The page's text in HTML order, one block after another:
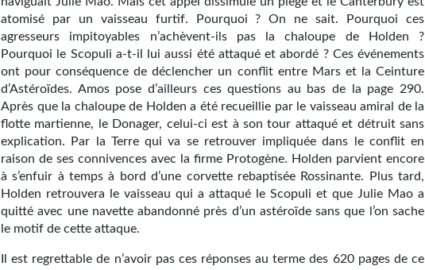
atomisé par un vaisseau furtif. Pourquoi ? On ne sait. Pourquoi ces
agresseurs impitoyables n’achèvent-ils pas la chaloupe de Holden ?
Pourquoi le Scopuli a-t-il lui aussi été attaqué et abordé ? Ces événements
ont pour conséquence de déclencher un conflit entre Mars et la Ceinture
d’Astéroïdes. Amos pose d’ailleurs ces questions au bas de la page 290.
Après que la chaloupe de Holden a été recueillie par le vaisseau amiral de la
flotte martienne, le Donager, celui-ci est à son tour attaqué et détruit sans
explication. Par la Terre qui va se retrouver impliquée dans le conflit en
raison de ses connivences avec la firme Protogène. Holden parvient encore
à s’enfuir à temps à bord d’une corvette rebaptisée Rossinante. Plus tard,
Holden retrouvera le vaisseau qui a attaqué le Scopuli et que Julie Mao a
quitté avec une navette abandonné près d’un astéroïde sans que l’on sache
le motif de cette attaque.
Il est regrettable de n’avoir pas ces réponses au terme des 620 pages de ce